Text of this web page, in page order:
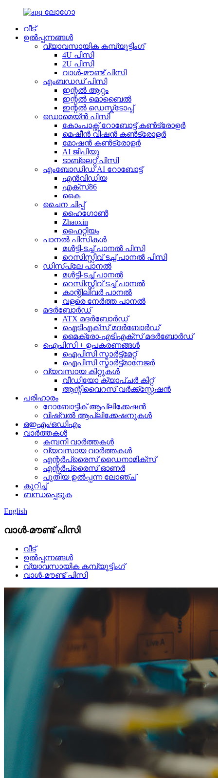
വീട്
ഉൽപ്പന്നങ്ങൾ
വ്യാവസായിക കമ്പ്യൂട്ടിംഗ്
4U പിസി
2U പിസി
വാൾ-മൗണ്ട് പിസി
എംബഡഡ് പിസി
ഇന്റൽ ആറ്റം
ഇന്റൽ മൊബൈൽ
ഇന്റൽ ഡെസ്ക്ടോപ്പ്
ഡൊമെയ്ൻ പിസി
കോം‌പാക്റ്റ് റോബോട്ട് കൺട്രോളർ
മെഷീൻ വിഷൻ കൺട്രോളർ
മോഷൻ കൺട്രോളർ
AI ജിപിയു
ടാബ്‌ലെറ്റ് പിസി
എംബോഡിഡ് AI റോബോട്ട്
എൻവിഡിയ
എക്സ്86
കൈ
ചൈന ചിപ്പ്
ഹൈഗോൺ
Zhaoxin
ഫൈറ്റിയം
പാനൽ പിസികൾ
മൾട്ടി-ടച്ച് പാനൽ പിസി
റെസിസ്റ്റീവ് ടച്ച് പാനൽ പിസി
ഡിസ്പ്ലേ പാനൽ
മൾട്ടി-ടച്ച് പാനൽ
റെസിസ്റ്റീവ് ടച്ച് പാനൽ
കാന്റിലിവർ പാനൽ
വളരെ നേർത്ത പാനൽ
മദർബോർഡ്
ATX മദർബോർഡ്
ഐടിഎക്സ് മദർബോർഡ്
മൈക്രോ-എടിഎക്സ് മദർബോർഡ്
ഐപിസി + ഉപകരണങ്ങൾ
ഐപിസി സ്മാർട്ട്മേറ്റ്
ഐപിസി സ്മാർട്ട്മാനേജർ
വ്യവസായ കിറ്റുകൾ
വീഡിയോ ക്യാപ്ചർ കിറ്റ്
ആന്റിവൈറസ് വർക്ക്സ്റ്റേഷൻ
പരിഹാരം
റോബോട്ടിക് ആപ്ലിക്കേഷൻ
വിഷ്വൽ ആപ്ലിക്കേഷനുകൾ
ഒഇഎം/ഒഡിഎം
വാർത്തകൾ
കമ്പനി വാർത്തകൾ
വ്യവസായ വാർത്തകൾ
എന്റർപ്രൈസ് ഡൈനാമിക്സ്
എന്റർപ്രൈസ് ഓണർ
പുതിയ ഉൽപ്പന്ന ലോഞ്ച്
കുറിച്ച്
ബന്ധപ്പെടുക
English
വാൾ-മൗണ്ട് പിസി
വീട്
ഉൽപ്പന്നങ്ങൾ
വ്യാവസായിക കമ്പ്യൂട്ടിംഗ്
വാൾ-മൗണ്ട് പിസി